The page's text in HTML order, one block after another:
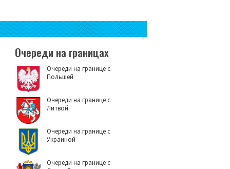
Очереди на границах
Очереди на границе с
Польшей
Очереди на границе с
Литвой
Очереди на границе с
Украиной
Очереди на границе с